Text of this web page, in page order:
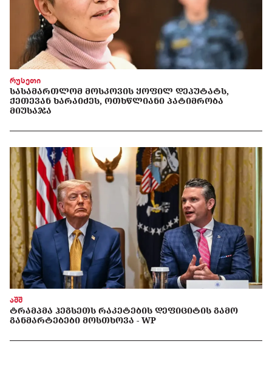
რუსეთი
ᲡᲐᲡᲐᲛᲐᲠᲗᲚᲝᲛ ᲛᲝᲡᲙᲝᲕᲘᲡ ᲧᲝᲤᲘᲚ ᲓᲔᲞᲣᲢᲐᲢᲡ,
ᲥᲔᲗᲔᲕᲐᲜ ᲮᲐᲠᲐᲘᲫᲔᲡ, ᲝᲗᲮᲬᲚᲘᲐᲜᲘ ᲞᲐᲢᲘᲛᲠᲝᲑᲐ
ᲛᲘᲣᲡᲐᲯᲐ
აშშ
ᲢᲠᲐᲛᲞᲛᲐ ᲰᲔᲒᲡᲔᲗᲡ ᲠᲐᲙᲔᲢᲔᲑᲘᲡ ᲓᲔᲤᲘᲪᲘᲢᲘᲡ ᲒᲐᲛᲝ
ᲒᲐᲜᲛᲐᲠᲢᲔᲑᲔᲑᲘ ᲛᲝᲡᲗᲮᲝᲕᲐ - WP